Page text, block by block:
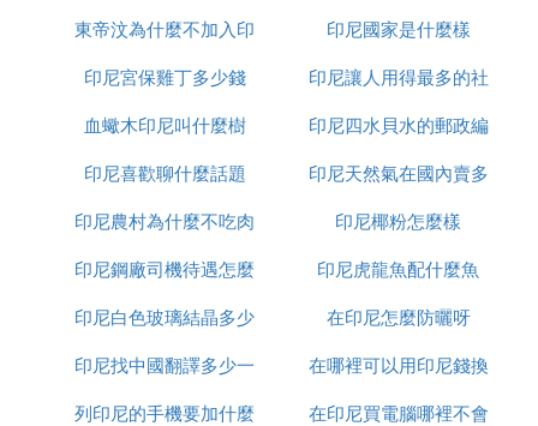
少不一的頭狀花序，果子及魚鱗等殘渣氣無，味淡。
以含殘渣少，體酥脆、橫斷面順滑、色紅者為宜。
2、型號龍血竭：現市售產品有牌庫和黃冠牌，均系
歷經生產加工再制的製成品，頭狀花序、果子及魚鱗
分，底端平圓，頂端呈銳角四楞形並有縱順褶皺溝
梭。表層深紅色或黑紅色，並印著金印型號。質硬實
色。研末則成艷麗的暗紅色。氣無，味淡。嚼之有沙
礫感。
之外色黑白紅似鐵，橫斷面順滑，研末鮮紅色似血者
為宜。
東帝汶為什麼不加入印
尼
印尼國家是什麼樣
印尼宮保雞丁多少錢
印尼讓人用得最多的社
交軟體是什麼意思
血蠍木印尼叫什麼樹
印尼四水貝水的郵政編
碼是多少
印尼喜歡聊什麼話題
印尼天然氣在國內賣多
少錢
印尼農村為什麼不吃肉
印尼椰粉怎麼樣
印尼鋼廠司機待遇怎麼
樣
印尼虎龍魚配什麼魚
印尼白色玻璃結晶多少
錢一平方
在印尼怎麼防曬呀
印尼找中國翻譯多少一
天
在哪裡可以用印尼錢換
人民幣
列印尼的手機要加什麼
在印尼買電腦哪裡不會